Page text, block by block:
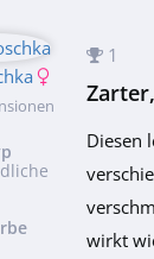
1
Diesen
wirkt